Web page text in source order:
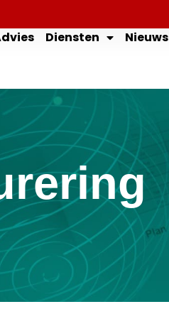
Diensten Nieuws